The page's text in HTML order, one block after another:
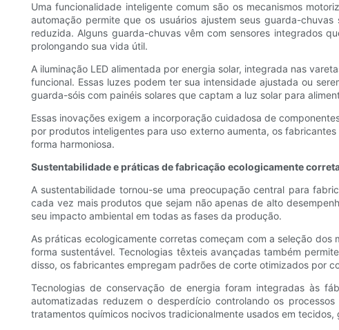
Uma funcionalidade inteligente comum são os mecanismos
automação permite que os usuários ajustem seus guarda-
reduzida. Alguns guarda-chuvas vêm com sensores integrados
prolongando sua vida útil.
A iluminação LED alimentada por energia solar, integrada nas
funcional. Essas luzes podem ter sua intensidade ajustada ou
guarda-sóis com painéis solares que captam a luz solar para
Essas inovações exigem a incorporação cuidadosa de
por produtos inteligentes para uso externo aumenta, os
forma harmoniosa.
Sustentabilidade e práticas de fabricação ecologicamente
A sustentabilidade tornou-se uma preocupação central para
cada vez mais produtos que sejam não apenas de alto
seu impacto ambiental em todas as fases da produção.
As práticas ecologicamente corretas começam com a seleção
forma sustentável. Tecnologias têxteis avançadas também
disso, os fabricantes empregam padrões de corte otimizados por
Tecnologias de conservação de energia foram integradas às
automatizadas reduzem o desperdício controlando os
tratamentos químicos nocivos tradicionalmente usados ​​em